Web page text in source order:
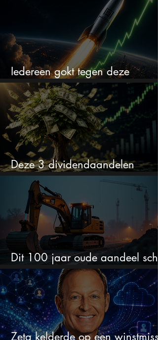
Iedereen gokt tegen deze
aandelen. Ik zou er juist 2
Deze 3 dividendaandelen
kunnen binnenkort flink stijgen
Dit 100 jaar oude aandeel
omhoog door de AI-boom
Zeta kelderde op een